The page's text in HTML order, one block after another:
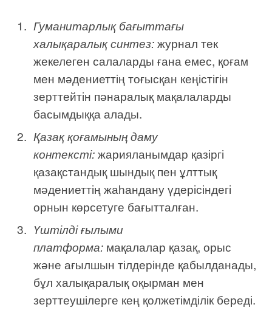
Гуманитарлық бағыттағы
халықаралық синтез:журнал тек
жекелеген салаларды ғана емес, қоғам
мен мәдениеттің тоғысқан кеңістігін
зерттейтін пәнаралық мақалаларды
басымдыққа алады.
Қазақ қоғамының даму
контексті:жарияланымдар қазіргі
қазақстандық шындық пен ұлттық
мәдениеттің жаһандану үдерісіндегі
орнын көрсетуге бағытталған.
Үштілді ғылыми
платформа: мақалалар қазақ, орыс
және ағылшын тілдерінде қабылданады,
бұл халықаралық оқырман мен
зерттеушілерге кең қолжетімділік береді.